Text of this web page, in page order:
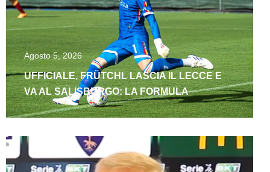
Agosto 5, 2026
UFFICIALE, FRÜTCHL LASCIA IL LECCE E
VA AL SALISBURGO: LA FORMULA